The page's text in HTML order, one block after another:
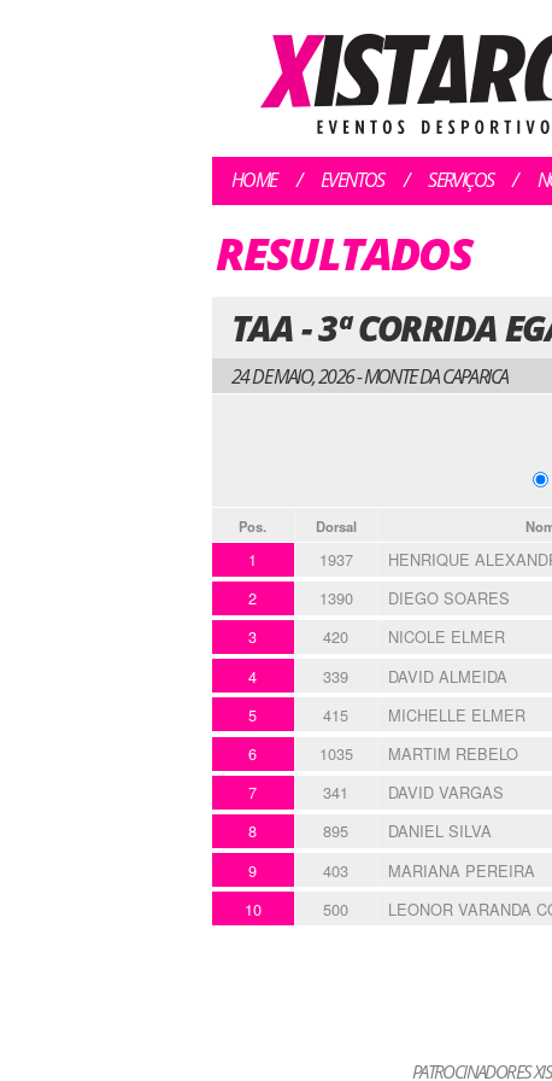
HOME EVENTOS SERVIÇOS
RESULTADOS
TAA - 3ª CORRIDA
24 DE MAIO, 2026 - MONTE DA CAPARICA
Pos. Dorsal
1 1937 HENRIQUE
2 1390 DIEGO SOARES
3 420 NICOLE ELMER
4 339 DAVID ALMEIDA
5 415 MICHELLE ELMER
6 1035 MARTIM REBELO
7 341 DAVID VARGAS
8 895 DANIEL SILVA
9 403 MARIANA PEREIRA
10 500 LEONOR VARANDA
PATROCINADORES